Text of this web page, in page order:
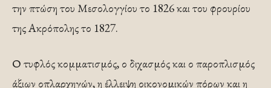
την πτώση του Μεσολογγίου το 1826 και του φρουρίου
της Ακρόπολης το 1827.
Ο τυφλός κομματισμός, ο διχασμός και ο παροπλισμός
άξιων οπλαρχηγών, η έλλειψη οικονομικών πόρων και η